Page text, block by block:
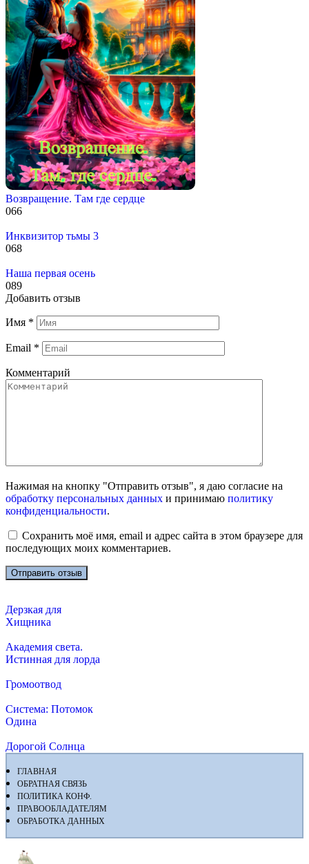
Возвращение. Там где сердце
066
Инквизитор тьмы 3
068
Наша первая осень
089
Добавить отзыв
Имя *
Email *
Комментарий
Нажимая на кнопку "Отправить отзыв", я даю согласие на
обработку персональных данных и принимаю политику
конфиденциальности.
Сохранить моё имя, email и адрес сайта в этом браузере для
последующих моих комментариев.
Дерзкая для
Хищника
Академия света.
Истинная для лорда
Громоотвод
Система: Потомок
Одина
Дорогой Солнца
ГЛАВНАЯ
ОБРАТНАЯ СВЯЗЬ
ПОЛИТИКА КОНФ.
ПРАВООБЛАДАТЕЛЯМ
ОБРАБОТКА ДАННЫХ